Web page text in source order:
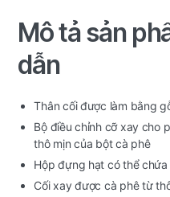
Mô tả sản
dẫn
Thân cối được làm bằng
Bộ điều chỉnh cỡ xay cho
thô mịn của bột cà phê
Hộp đựng hạt có thể
Cối xay được cà phê từ